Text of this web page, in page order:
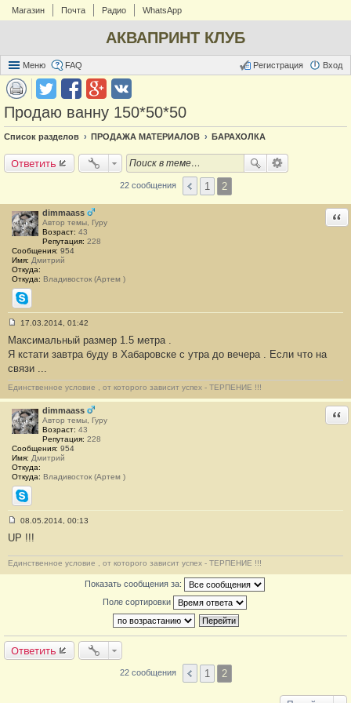
Магазин Почта Радио WhatsApp
АКВАПРИНТ КЛУБ
Меню FAQ Вход
Регистрация
Продаю ванну 150*50*50
Список разделов ПРОДАЖА МАТЕРИАЛОВ БАРАХОЛКА
Ответить
22 сообщения 1 2
dimmaass
Автор темы, Гуру
Возраст: 43
Репутация: 228
Сообщения: 954
Имя: Дмитрий
Откуда:
Откуда: Владивосток (Артем )
Skype
о
б
щ
н
#
2
1
17.03.2014, 01:42
Максимальный размер 1.5 метра .
Я кстати завтра буду в Хабаровске с утра до вечера . Если что на
связи ...
Единственное условие , от которого зависит успех - ТЕРПЕНИЕ !!!
dimmaass
Автор темы, Гуру
Возраст: 43
Репутация: 228
Сообщения: 954
Имя: Дмитрий
Откуда:
Откуда: Владивосток (Артем )
Skype
о
б
щ
е
08.05.2014, 00:13
UP !!!
Единственное условие , от которого зависит успех - ТЕРПЕНИЕ !!!
Показать сообщения за:
Поле сортировки
Ответить
22 сообщения 1 2